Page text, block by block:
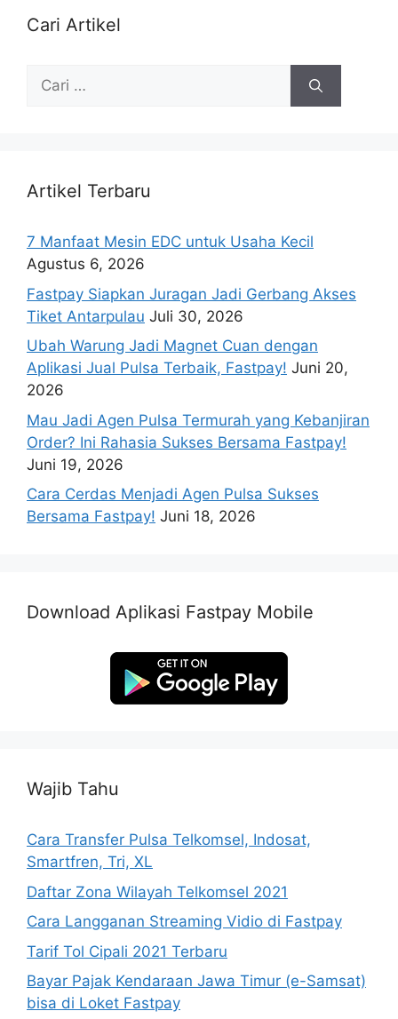
Cari Artikel
Artikel Terbaru
7 Manfaat Mesin EDC untuk Usaha Kecil
Agustus 6, 2026
Fastpay Siapkan Juragan Jadi Gerbang Akses
Tiket Antarpulau Juli 30, 2026
Ubah Warung Jadi Magnet Cuan dengan
Aplikasi Jual Pulsa Terbaik, Fastpay! Juni 20,
2026
Mau Jadi Agen Pulsa Termurah yang Kebanjiran
Order? Ini Rahasia Sukses Bersama Fastpay!
Juni 19, 2026
Cara Cerdas Menjadi Agen Pulsa Sukses
Bersama Fastpay! Juni 18, 2026
Download Aplikasi Fastpay Mobile
Wajib Tahu
Cara Transfer Pulsa Telkomsel, Indosat,
Smartfren, Tri, XL
Daftar Zona Wilayah Telkomsel 2021
Cara Langganan Streaming Vidio di Fastpay
Tarif Tol Cipali 2021 Terbaru
Bayar Pajak Kendaraan Jawa Timur (e-Samsat)
bisa di Loket Fastpay